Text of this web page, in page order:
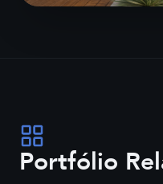
Portfólio